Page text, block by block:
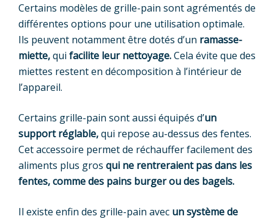
Certains modèles de grille-pain sont agrémentés de
différentes options pour une utilisation optimale.
Ils peuvent notamment être dotés d’un ramasse-
miette,qui facilite leur nettoyage.Cela évite que des
miettes restent en décomposition à l’intérieur de
l’appareil.
Certains grille-pain sont aussi équipés d’un
support réglable,qui repose au-dessus des fentes.
Cet accessoire permet de réchauffer facilement des
aliments plus gros qui ne rentreraient pas dans les
fentes, comme des pains burger ou des bagels.
Il existe enfin des grille-pain avec un système de